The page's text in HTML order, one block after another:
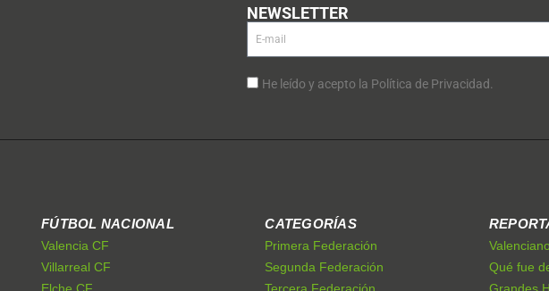
NEWSLETTER
He leído y acepto la Política de Privacidad.
FÚTBOL NACIONAL
Valencia CF
Villarreal CF
CATEGORÍAS
Primera Federación
Segunda Federación
Qué fue